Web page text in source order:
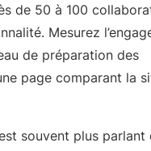
de 50 à 100
Mesurez
de préparation des
page comparant la
souvent plus parlant